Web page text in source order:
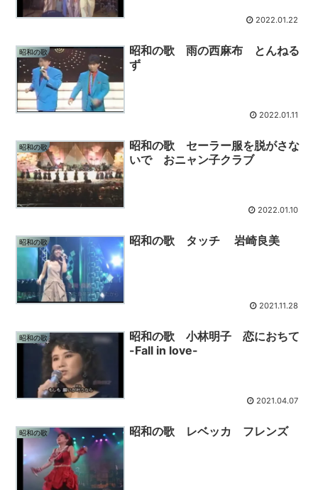
2022.01.22
昭和の歌
昭和の歌 雨の西麻布 とんねる
ず
2022.01.11
昭和の歌
昭和の歌 セーラー服を脱がさな
いで おニャン子クラブ
2022.01.10
昭和の歌 昭和の歌 タッチ 岩崎良美
2021.11.28
昭和の歌
昭和の歌 小林明子 恋におちて
-Fall in love-
2021.04.07
昭和の歌 昭和の歌 レベッカ フレンズ